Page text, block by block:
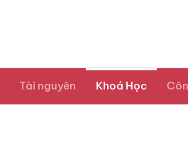
Tài nguyên Khoá Học